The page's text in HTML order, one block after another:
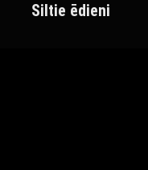
Siltie ēdieni